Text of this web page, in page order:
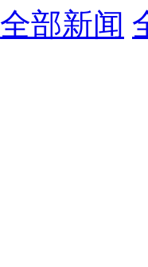
全部新闻